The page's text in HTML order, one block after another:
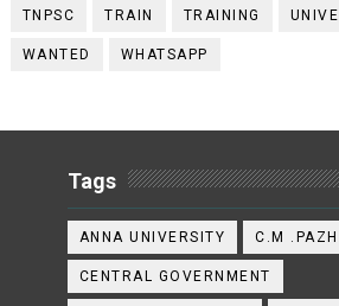
TNPSC TRAIN TRAINING
WANTED WHATSAPP
Tags
ANNA UNIVERSITY C.M
CENTRAL GOVERNMENT